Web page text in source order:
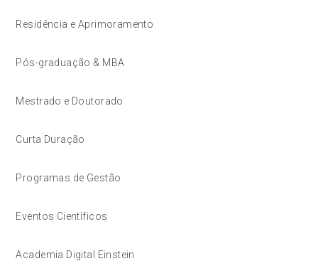
Residência e Aprimoramento
Pós-graduação & MBA
Mestrado e Doutorado
Curta Duração
Programas de Gestão
Eventos Científicos
Academia Digital Einstein